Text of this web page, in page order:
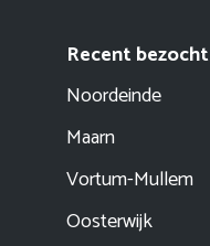
Recent bezocht
Noordeinde
Maarn
Vortum-Mullem
Oosterwijk